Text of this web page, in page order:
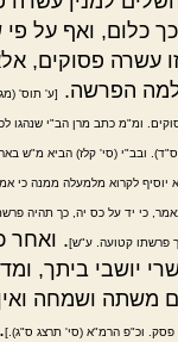
כלום, ואף על פי
עשרה פסוקים,
הפרשה.
[ע' תוס'
ומ"מ כתב מרן הב"י שנהגו
ובב"י (סי' קלז) הביא מ"ש
יוסיף לקרוא מלמעלה ממנה כי
כי יד על כס יה, כך תהיה
פרשתו קטועה. ע"ש]. ואחר
יושבי ביתך,
משתה ושמחה
פסק. וכ"פ הרמ"א (סי' תרצג ס"ג).]